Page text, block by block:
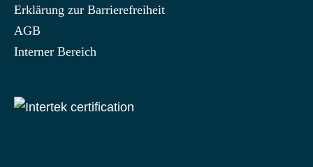
Erklärung zur Barrierefreiheit
AGB
Interner Bereich